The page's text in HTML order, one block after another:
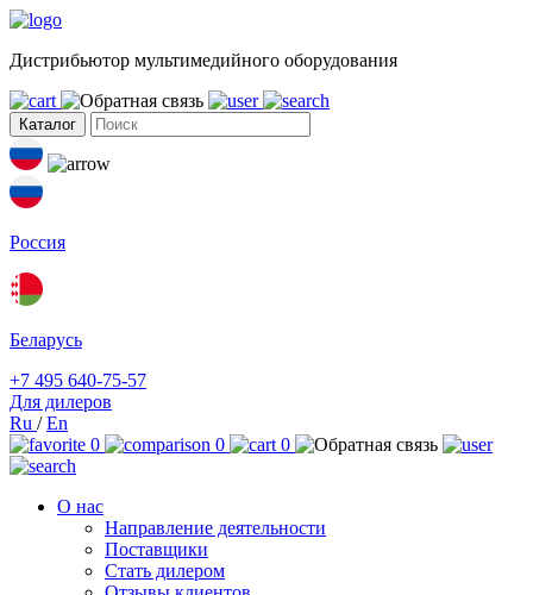
Дистрибьютор мультимедийного оборудования
Каталог
Россия
Беларусь
+7 495 640-75-57
Для дилеров
Ru /En
0
0 0
О нас
Направление деятельности
Поставщики
Стать дилером